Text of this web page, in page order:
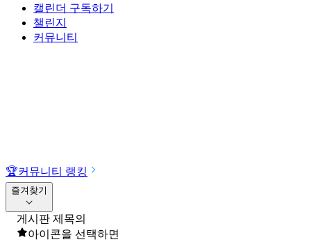
캘린더 구독하기
챌린지
커뮤니티
🏆커뮤니티 랭킹
즐겨찾기
게시판 제목의
아이콘을 선택하면